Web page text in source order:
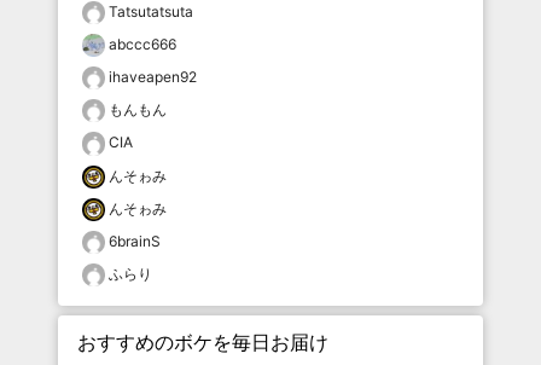
Tatsutatsuta
abccc666
ihaveapen92
もんもん
CIA
んそゎみ
んそゎみ
6brainS
ふらり
おすすめのボケを毎日お届け